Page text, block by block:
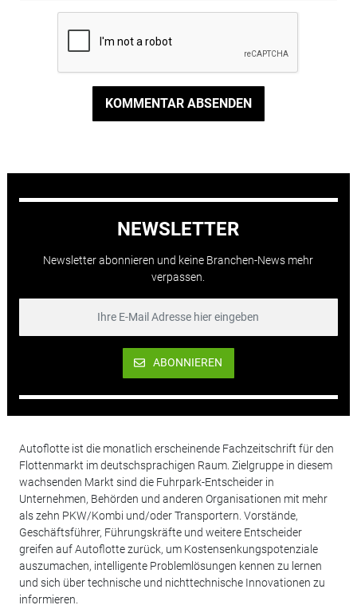
KOMMENTAR ABSENDEN
NEWSLETTER
Newsletter abonnieren und keine Branchen-News mehr
verpassen.
ABONNIEREN
Autoflotte ist die monatlich erscheinende Fachzeitschrift für den
Flottenmarkt im deutschsprachigen Raum. Zielgruppe in diesem
wachsenden Markt sind die Fuhrpark-Entscheider in
Unternehmen, Behörden und anderen Organisationen mit mehr
als zehn PKW/Kombi und/oder Transportern. Vorstände,
Geschäftsführer, Führungskräfte und weitere Entscheider
greifen auf Autoflotte zurück, um Kostensenkungspotenziale
auszumachen, intelligente Problemlösungen kennen zu lernen
und sich über technische und nichttechnische Innovationen zu
informieren.